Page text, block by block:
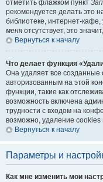
отметить флажком пункт
рекомендуется делать это
библиотеке, интернет-кафе,
меня отсутствует, это
Вернуться к началу
Что делает функция
Она удаляет все созданные
авторизованным на этой
функции, такие как
возможность включена
трудности с входом на
возможно, удаление
Вернуться к началу
Параметры и
Как мне изменить мои